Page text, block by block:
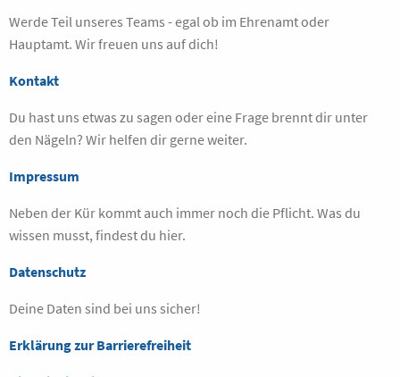
Werde Teil unseres Teams - egal ob im Ehrenamt oder
Hauptamt. Wir freuen uns auf dich!
Kontakt
Du hast uns etwas zu sagen oder eine Frage brennt dir unter
den Nägeln? Wir helfen dir gerne weiter.
Impressum
Neben der Kür kommt auch immer noch die Pflicht. Was du
wissen musst, findest du hier.
Datenschutz
Deine Daten sind bei uns sicher!
Erklärung zur Barrierefreiheit